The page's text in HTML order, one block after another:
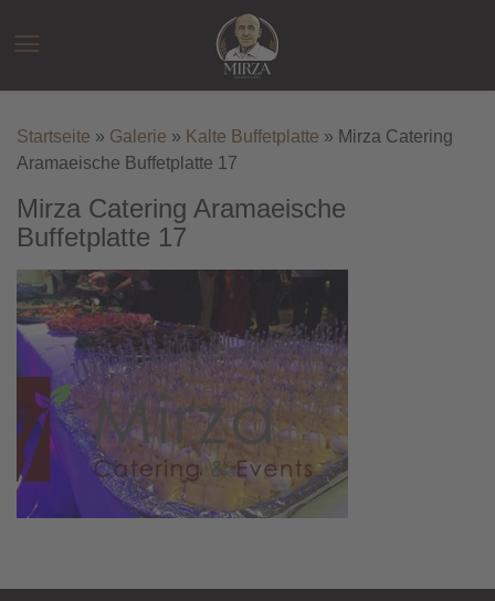
springen
☰
Startseite » Galerie » Kalte Buffetplatte » Mirza Catering
Aramaeische Buffetplatte 17
Mirza Catering Aramaeische
Buffetplatte 17